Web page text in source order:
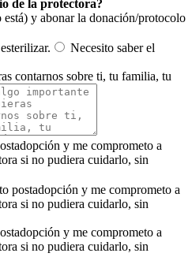
de la protectora?
y abonar la donación/protocolo
Necesito saber el
contarnos sobre ti, tu familia, tu
y me comprometo a
si no pudiera cuidarlo, sin
postadopción y me comprometo a
si no pudiera cuidarlo, sin
y me comprometo a
si no pudiera cuidarlo, sin